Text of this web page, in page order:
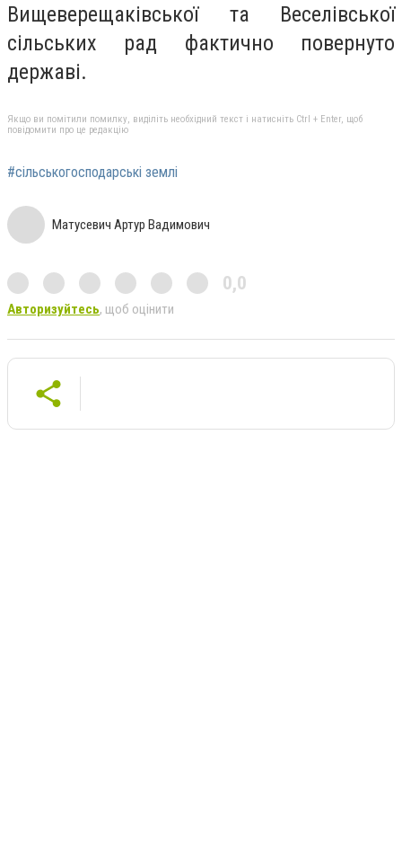
Вищеверещаківської та Веселівської
сільських рад фактично повернуто
державі.
Якщо ви помітили помилку, виділіть необхідний текст і натисніть Ctrl + Enter, щоб
повідомити про це редакцію
#сільськогосподарські землі
Матусевич Артур Вадимович
0,0
Авторизуйтесь, щоб оцінити